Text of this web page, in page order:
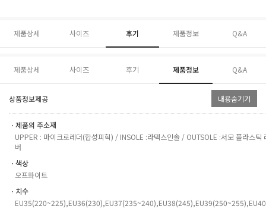
제품상세 사이즈 후기 제품정보 Q&A
제품상세 사이즈 후기 제품정보 Q&A
상품정보제공 내용숨기기
ㆍ제품의 주소재
UPPER : 마이크로레더(합성피혁) / INSOLE :라텍스인솔 / OUTSOLE :서모 플라스틱
버
ㆍ색상
오프화이트
ㆍ치수